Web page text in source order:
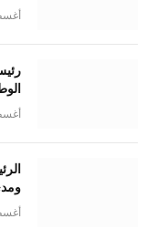
أغسطس
أغسطس
أغسطس